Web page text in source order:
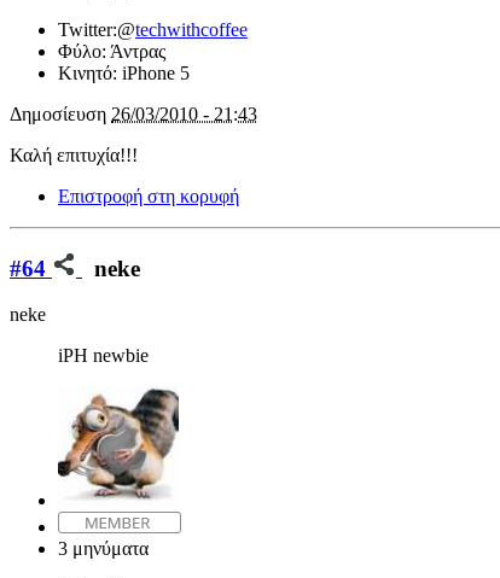
Twitter:@techwithcoffee
Φύλο: Άντρας
Κινητό: iPhone 5
Δημοσίευση 26/03/2010 - 21:43
Καλή επιτυχία!!!
Επιστροφή στη κορυφή
#64 neke
neke
iPH newbie
3 μηνύματα